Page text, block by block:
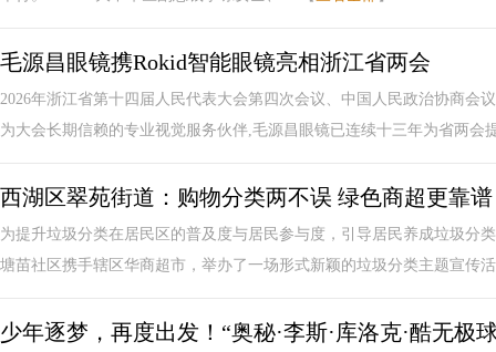
毛源昌眼镜携Rokid智能眼镜亮相浙江省两会
2026年浙江省第十四届人民代表大会第四次会议、中国人民政治协商会
为大会长期信赖的专业视觉服务伙伴,毛源昌眼镜已连续十三年为省两会
西湖区翠苑街道：购物分类两不误 绿色商超更靠谱
为提升垃圾分类在居民区的普及度与居民参与度，引导居民养成垃圾分
塘苗社区携手辖区华商超市，举办了一场形式新颖的垃圾分类主题宣传
少年逐梦，再度出发！“奥秘·李斯·库洛克·酷无极